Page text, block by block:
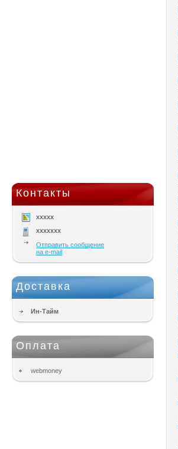
Контакты
xxxxx
xxxxxxx
Отправить сообщение
на e-mail
Доставка
Ин-Тайм
Оплата
webmoney